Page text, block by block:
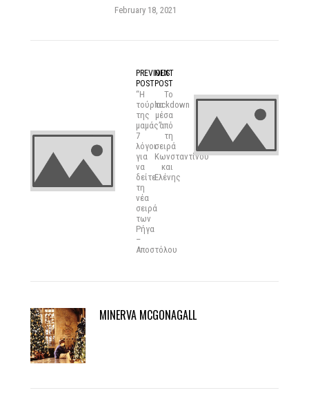
February 18, 2021
PREVIOUS
POST
“Η
τούρτα
της
μαμάς”:
7
λόγοι
για
να
δείτε
τη
νέα
σειρά
των
Ρήγα
–
Αποστόλου
NEXT
POST
To
lockdown
μέσα
από
τη
σειρά
Κωνσταντίνου
και
Ελένης
MINERVA MCGONAGALL